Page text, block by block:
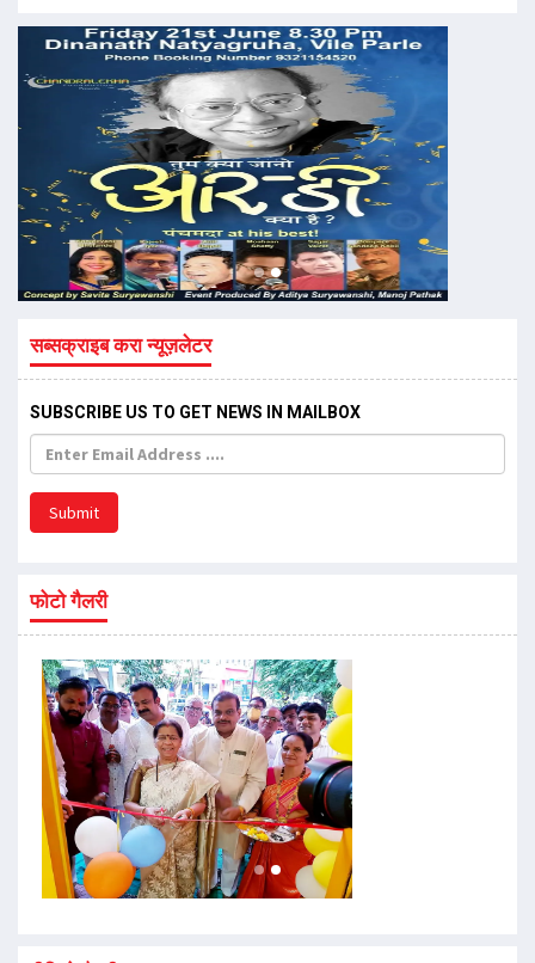
सब्सक्राइब करा न्यूज़लेटर
SUBSCRIBE US TO GET NEWS IN MAILBOX
Submit
फोटो गैलरी